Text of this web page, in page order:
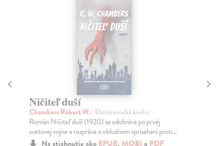
Ničiteľ duší
Chambers Robert W. | Elektronická kniha
Román Ničiteľ duší (1920) sa odohráva po prvej
svetovej vojne a rozpráva o obludnom sprisahaní proti...
Na stiahnutie ako EPUB, MOBI a PDF